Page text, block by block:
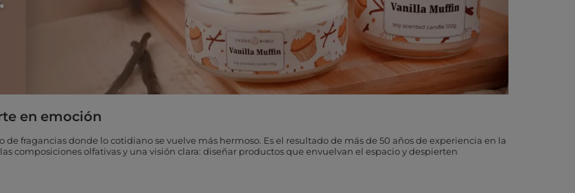
en emoción
fragancias donde lo cotidiano se vuelve más hermoso. Es el resultado de más de 50 años de experiencia en la
composiciones olfativas y una visión clara: diseñar productos que envuelvan el espacio y despierten